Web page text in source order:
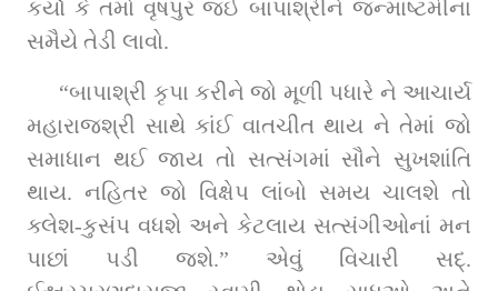
કર્યો કે તમો વૃષપુર જઈ બાપાશ્રીને જન્માષ્ટમીના
સમૈયે તેડી લાવો.
“બાપાશ્રી કૃપા કરીને જો મૂળી પધારે ને આચાર્ય
મહારાજશ્રી સાથે કાંઈ વાતચીત થાય ને તેમાં જો
સમાધાન થઈ જાય તો સત્સંગમાં સૌને સુખશાંતિ
થાય. નહિતર જો વિક્ષેપ લાંબો સમય ચાલશે તો
ક્લેશ-કુસંપ વધશે અને કેટલાય સત્સંગીઓનાં મન
પાછાં પડી જશે.” એવું વિચારી સદ્‌.